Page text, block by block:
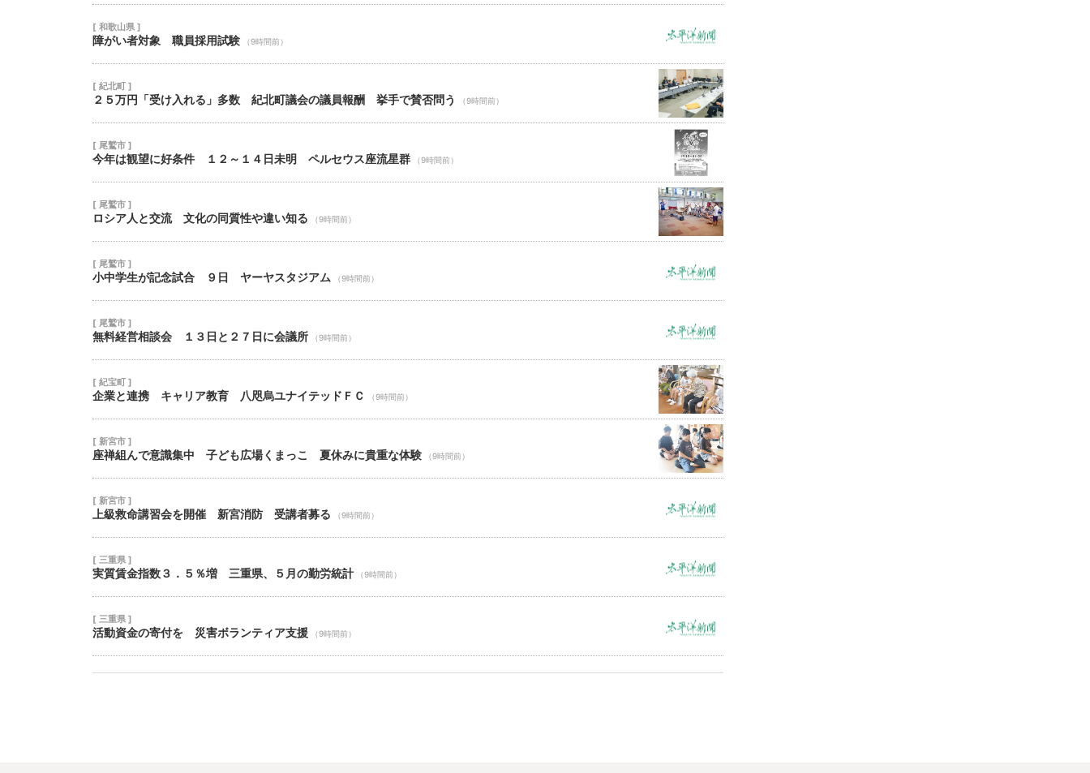
[ 和歌山県 ]
障がい者対象 職員採用試験 （9時間前）
[ 紀北町 ]
２５万円「受け入れる」多数 紀北町議会の議員報酬 挙手で賛否問う （9時間前）
[ 尾鷲市 ]
今年は観望に好条件 １２～１４日未明 ペルセウス座流星群 （9時間前）
[ 尾鷲市 ]
ロシア人と交流 文化の同質性や違い知る （9時間前）
[ 尾鷲市 ]
小中学生が記念試合 ９日 ヤーヤスタジアム （9時間前）
[ 尾鷲市 ]
無料経営相談会 １３日と２７日に会議所 （9時間前）
[ 紀宝町 ]
企業と連携 キャリア教育 八咫烏ユナイテッドＦＣ （9時間前）
[ 新宮市 ]
座禅組んで意識集中 子ども広場くまっこ 夏休みに貴重な体験 （9時間前）
[ 新宮市 ]
上級救命講習会を開催 新宮消防 受講者募る （9時間前）
[ 三重県 ]
実質賃金指数３．５％増 三重県、５月の勤労統計 （9時間前）
[ 三重県 ]
活動資金の寄付を 災害ボランティア支援 （9時間前）